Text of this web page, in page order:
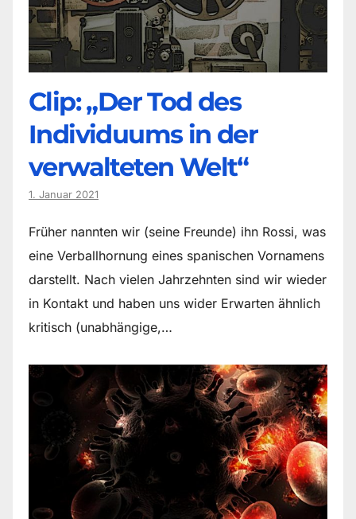
Clip: „Der Tod des
Individuums in der
verwalteten Welt“
1. Januar 2021
Früher nannten wir (seine Freunde) ihn Rossi, was
eine Verballhornung eines spanischen Vornamens
darstellt. Nach vielen Jahrzehnten sind wir wieder
in Kontakt und haben uns wider Erwarten ähnlich
kritisch (unabhängige,…